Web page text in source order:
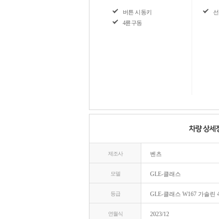
버튼 시동키
4륜구동
제조사 벤츠
모델 GLE-클래스
등급 GLE-클래스 W167 가솔린
연월식 2023/12